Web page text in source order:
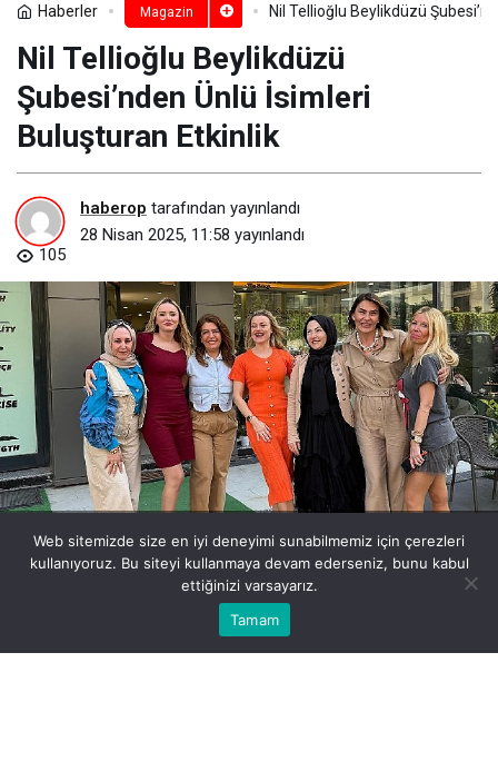
Haberler Magazin Nil Tellioğlu Beylikdüzü
Nil Tellioğlu Beylikdüzü
Şubesi’nden Ünlü İsimleri
Buluşturan Etkinlik
haberop tarafından yayınlandı
28 Nisan 2025, 11:58 yayınlandı
105
nil-tellioglu-beylikduzu-subesinden-unlu-isimleri-bulusturan-
Bu web sitesinde en iyi deneyimi yaşamanızı sağlamak için
Eczaneler
Web sitemizde size en iyi deneyimi sunabilmemiz için çerezleri
kullanıyoruz. Bu siteyi kullanmaya devam ederseniz, bunu kabul
ettiğinizi varsayarız.
Tamam